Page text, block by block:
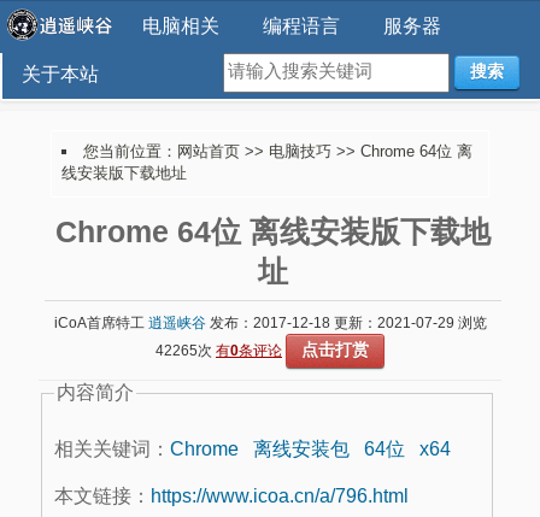
电脑相关 编程语言 服务器
关于本站 搜索
您当前位置： 网站首页 >> 电脑技巧 >> Chrome 64位 离
线安装版下载地址
Chrome 64位 离线安装版下载地
址
iCoA首席特工 逍遥峡谷发布：2017-12-18 更新：2021-07-29 浏览
42265次 有0条评论 点击打赏
内容简介
相关关键词： Chrome 离线安装包 64位 x64
本文链接： https://www.icoa.cn/a/796.html